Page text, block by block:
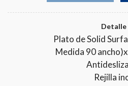
Detalle
Plato de Solid
Medida 90
Rejilla